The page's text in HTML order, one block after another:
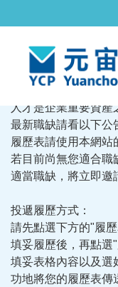
人才是企業重要資產
最新職缺請看以下公
履歷表請使用本網站
若目前尚無您適合職
適當職缺，將立即邀
投遞履歷方式：
請先點選下方的"履
填妥履歷後，再點選"
填妥表格內容以及選
功地將您的履歷表傳